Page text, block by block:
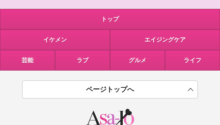
トップ
イケメン エイジングケア
芸能 ラブ グルメ ライフ
ページトップへ